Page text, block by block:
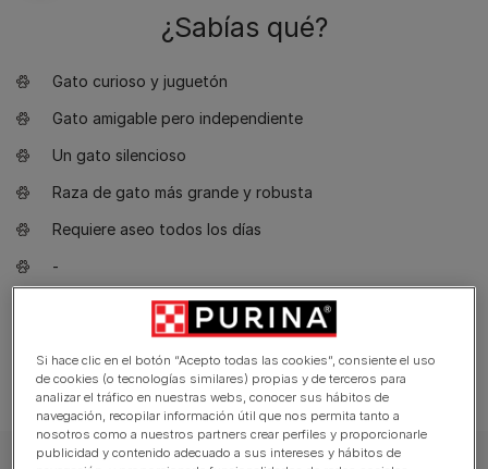
¿Sabías qué?
Gato curioso y juguetón
Gato amigable pero independiente
Un gato silencioso
Raza de gato más grande y robusta
Requiere aseo todos los días
-
Necesita algo de espacio al aire libre
Puede requerir familiarización antes de vivir con niños
Si hace clic en el botón “Acepto todas las cookies”, consiente el uso
de cookies (o tecnologías similares) propias y de terceros para
analizar el tráfico en nuestras webs, conocer sus hábitos de
navegación, recopilar información útil que nos permita tanto a
nosotros como a nuestros partners crear perfiles y proporcionarle
publicidad y contenido adecuado a sus intereses y hábitos de